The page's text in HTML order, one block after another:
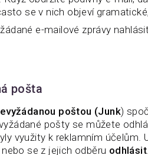
se v nich objeví
e-mailové zprávy
pošta
poštou (Junk)
pošty se můžete
využity k reklamním
se z jejich odběru odhlásit